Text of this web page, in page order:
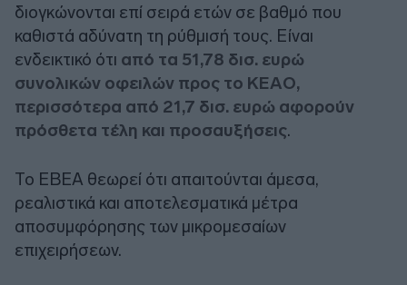
διογκώνονται επί σειρά ετών σε βαθμό που
καθιστά αδύνατη τη ρύθμισή τους. Είναι
ενδεικτικό ότι από τα 51,78 δισ. ευρώ
συνολικών οφειλών προς το ΚΕΑΟ,
περισσότερα από 21,7 δισ. ευρώ αφορούν
πρόσθετα τέλη και προσαυξήσεις.
Το ΕΒΕΑ θεωρεί ότι απαιτούνται άμεσα,
ρεαλιστικά και αποτελεσματικά μέτρα
αποσυμφόρησης των μικρομεσαίων
επιχειρήσεων.